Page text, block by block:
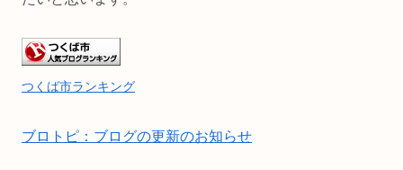
つくば市ランキング
ブロトピ：ブログの更新のお知らせ